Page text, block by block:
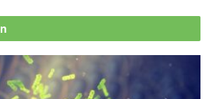
25.01.2023),
Chen, Eric R. Gross, , Joseph C.
al.: SGLT2 inhibitor ameliorates
dysfunction associated with the